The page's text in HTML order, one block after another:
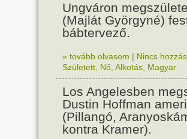
Ungváron
(Majlát Györgyné)
bábtervező.
» tovább olvasom | Nincs
Született Nő Alkotás Magyar
Los Angelesben
Dustin Hoffman
(Pillangó,
kontra Kramer).